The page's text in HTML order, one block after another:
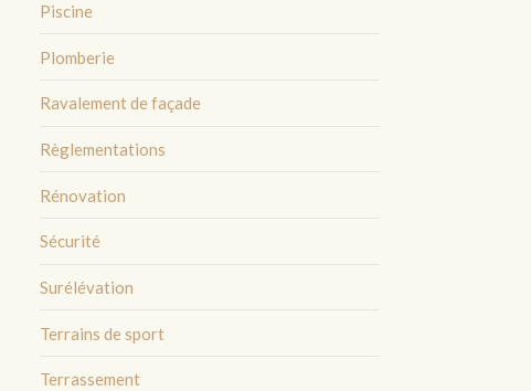
Piscine
Plomberie
Ravalement de façade
Règlementations
Rénovation
Sécurité
Surélévation
Terrains de sport
Terrassement